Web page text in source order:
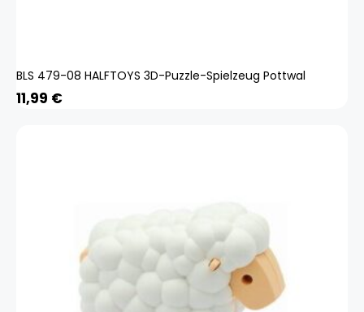
BLS 479-08 HALFTOYS 3D-Puzzle-Spielzeug Pottwal
11,99 €